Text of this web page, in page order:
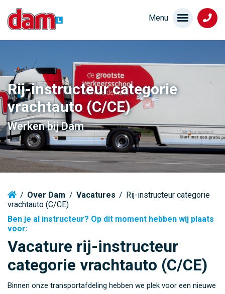
Rij-instructeur categorie
vrachtauto (C/CE)
Werken bij Dam
/ Over Dam / Vacatures / Rij-instructeur categorie
vrachtauto (C/CE)
Ben je al instructeur? Op dit moment hebben wij plaats
voor:
Vacature rij-instructeur
categorie vrachtauto (C/CE)
Binnen onze transportafdeling hebben we plek voor een nieuwe